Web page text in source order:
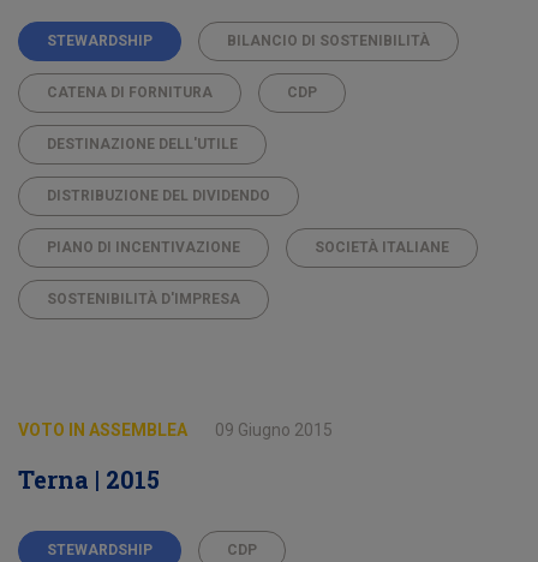
STEWARDSHIP BILANCIO DI SOSTENIBILITÀ
CATENA DI FORNITURA CDP
DESTINAZIONE DELL'UTILE
DISTRIBUZIONE DEL DIVIDENDO
PIANO DI INCENTIVAZIONE SOCIETÀ ITALIANE
SOSTENIBILITÀ D'IMPRESA
VOTO IN ASSEMBLEA 09 Giugno 2015
Terna | 2015
STEWARDSHIP CDP